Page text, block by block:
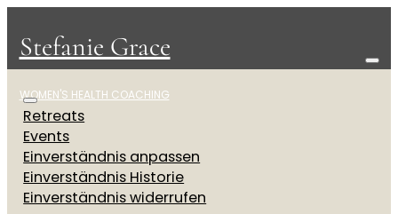
Stefanie Grace
WOMEN'S HEALTH COACHING
Retreats
Events
Einverständnis anpassen
Einverständnis Historie
Einverständnis widerrufen